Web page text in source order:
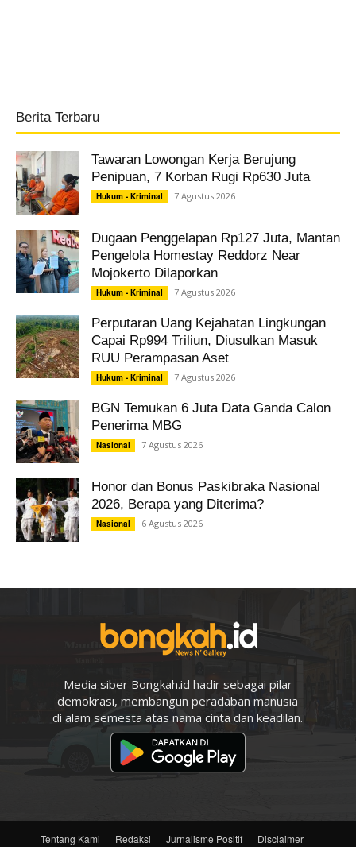
Berita Terbaru
Tawaran Lowongan Kerja Berujung
Penipuan, 7 Korban Rugi Rp630 Juta
Hukum - Kriminal 7 Agustus 2026
Dugaan Penggelapan Rp127 Juta, Mantan
Pengelola Homestay Reddorz Near
Mojokerto Dilaporkan
Hukum - Kriminal 7 Agustus 2026
Perputaran Uang Kejahatan Lingkungan
Capai Rp994 Triliun, Diusulkan Masuk
RUU Perampasan Aset
Hukum - Kriminal 7 Agustus 2026
BGN Temukan 6 Juta Data Ganda Calon
Penerima MBG
Nasional 7 Agustus 2026
Honor dan Bonus Paskibraka Nasional
2026, Berapa yang Diterima?
Nasional 6 Agustus 2026
Media siber Bongkah.id hadir sebagai pilar
demokrasi, membangun peradaban manusia
di alam semesta atas nama cinta dan keadilan.
Tentang Kami Redaksi Jurnalisme Positif Disclaimer